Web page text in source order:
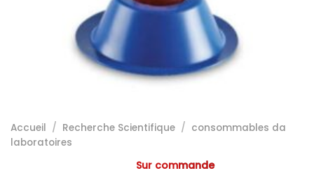
Accueil / Recherche Scientifique / consommables da
laboratoires
Sur commande